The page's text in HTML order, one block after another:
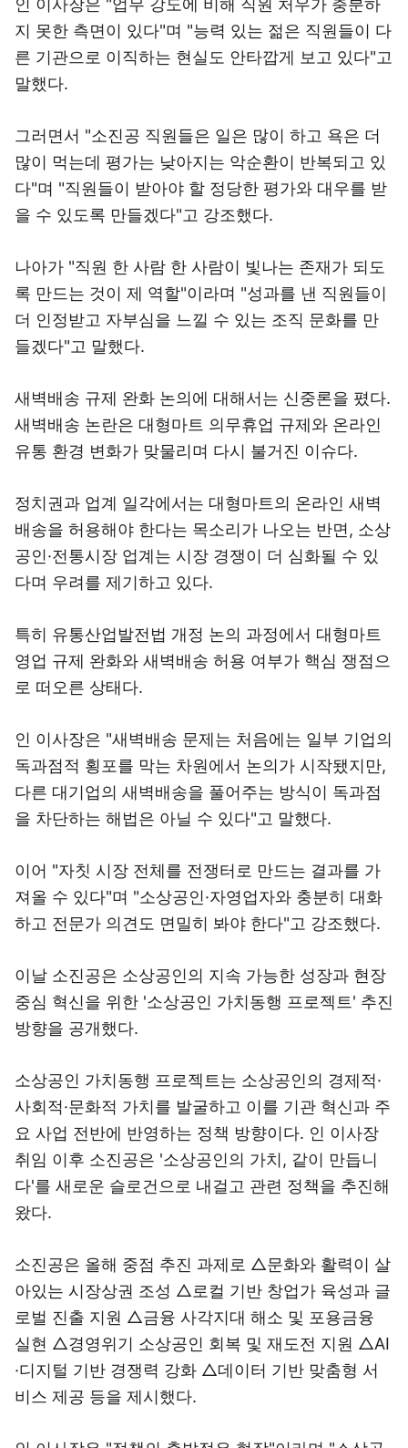
인 이사장은 "업무 강도에 비해 직원 처우가 충분하
지 못한 측면이 있다"며 "능력 있는 젊은 직원들이 다
른 기관으로 이직하는 현실도 안타깝게 보고 있다"고
말했다.
그러면서 "소진공 직원들은 일은 많이 하고 욕은 더
많이 먹는데 평가는 낮아지는 악순환이 반복되고 있
다"며 "직원들이 받아야 할 정당한 평가와 대우를 받
을 수 있도록 만들겠다"고 강조했다.
나아가 "직원 한 사람 한 사람이 빛나는 존재가 되도
록 만드는 것이 제 역할"이라며 "성과를 낸 직원들이
더 인정받고 자부심을 느낄 수 있는 조직 문화를 만
들겠다"고 말했다.
새벽배송 규제 완화 논의에 대해서는 신중론을 폈다.
새벽배송 논란은 대형마트 의무휴업 규제와 온라인
유통 환경 변화가 맞물리며 다시 불거진 이슈다.
정치권과 업계 일각에서는 대형마트의 온라인 새벽
배송을 허용해야 한다는 목소리가 나오는 반면, 소상
공인·전통시장 업계는 시장 경쟁이 더 심화될 수 있
다며 우려를 제기하고 있다.
특히 유통산업발전법 개정 논의 과정에서 대형마트
영업 규제 완화와 새벽배송 허용 여부가 핵심 쟁점으
로 떠오른 상태다.
인 이사장은 "새벽배송 문제는 처음에는 일부 기업의
독과점적 횡포를 막는 차원에서 논의가 시작됐지만,
다른 대기업의 새벽배송을 풀어주는 방식이 독과점
을 차단하는 해법은 아닐 수 있다"고 말했다.
이어 "자칫 시장 전체를 전쟁터로 만드는 결과를 가
져올 수 있다"며 "소상공인·자영업자와 충분히 대화
하고 전문가 의견도 면밀히 봐야 한다"고 강조했다.
이날 소진공은 소상공인의 지속 가능한 성장과 현장
중심 혁신을 위한 '소상공인 가치동행 프로젝트' 추진
방향을 공개했다.
소상공인 가치동행 프로젝트는 소상공인의 경제적·
사회적·문화적 가치를 발굴하고 이를 기관 혁신과 주
요 사업 전반에 반영하는 정책 방향이다. 인 이사장
취임 이후 소진공은 '소상공인의 가치, 같이 만듭니
다'를 새로운 슬로건으로 내걸고 관련 정책을 추진해
왔다.
소진공은 올해 중점 추진 과제로 △문화와 활력이 살
아있는 시장상권 조성 △로컬 기반 창업가 육성과 글
로벌 진출 지원 △금융 사각지대 해소 및 포용금융
실현 △경영위기 소상공인 회복 및 재도전 지원 △AI
·디지털 기반 경쟁력 강화 △데이터 기반 맞춤형 서
비스 제공 등을 제시했다.